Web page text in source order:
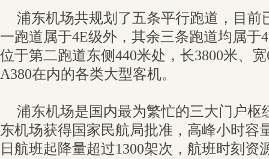
浦东机场共规划了五条平行跑道，目前
一跑道属于4E级外，其余三条跑道均属于
位于第二跑道东侧440米处，长3800米、
A380在内的各类大型客机。
浦东机场是国内最为繁忙的三大门户枢
东机场获得国家民航局批准，高峰小时容
日航班起降量超过1300架次，航班时刻资